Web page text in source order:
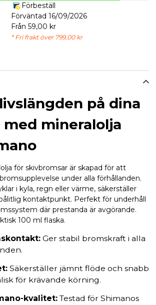
på dina
med mineralolja
för skivbromsar är skapad för att
under alla förhållanden.
i kyla, regn eller värme, säkerställer
kontaktpunkt. Perfekt för underhåll
där prestanda är avgörande.
100 ml flaska.
Ger stabil bromskraft i alla
Säkerställer jämnt flöde och snabb
för krävande körning.
kvalitet: Testad för Shimanos
Förbeställ
Förväntad 16/09/2026
Från 59,00 kr
* Fri frakt över 799,00 kr